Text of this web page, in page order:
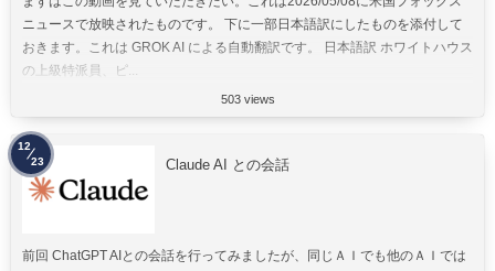
ニュースで放映されたものです。 下に一部日本語訳にしたものを添付して
おきます。これは GROK AI による自動翻訳です。 日本語訳 ホワイトハウス
の上級特派員、ピ...
503 views
Claude AI との会話
前回 ChatGPT AIとの会話を行ってみましたが、同じＡＩでも他のＡＩでは
12
23